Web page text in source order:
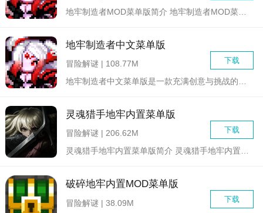
地牢制造者MOD菜单版简介 地牢制造者MOD菜单版是一...
地牢制造者中文菜单版
下载
冒险解谜 | 108.77M
地牢制造者中文菜单版是一款充满创意与挑战的策略模拟游戏，玩家...
灵魂猎手地牢内置菜单版
下载
冒险解谜 | 206.62M
灵魂猎手地牢内置菜单版简介 灵魂猎手地牢内置菜单版是一...
破碎地牢内置MOD菜单版
下载
冒险解谜 | 38.09M